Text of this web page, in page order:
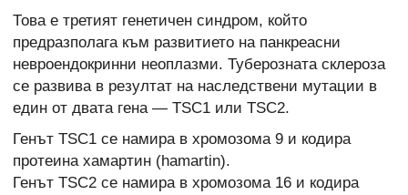
Това е третият генетичен синдром, който
предразполага към развитието на панкреасни
невроендокринни неоплазми. Туберозната склероза
се развива в резултат на наследствени мутации в
един от двата гена — TSC1 или TSC2.
Генът TSC1 се намира в хромозома 9 и кодира
протеина хамартин (hamartin).
Генът TSC2 се намира в хромозома 16 и кодира